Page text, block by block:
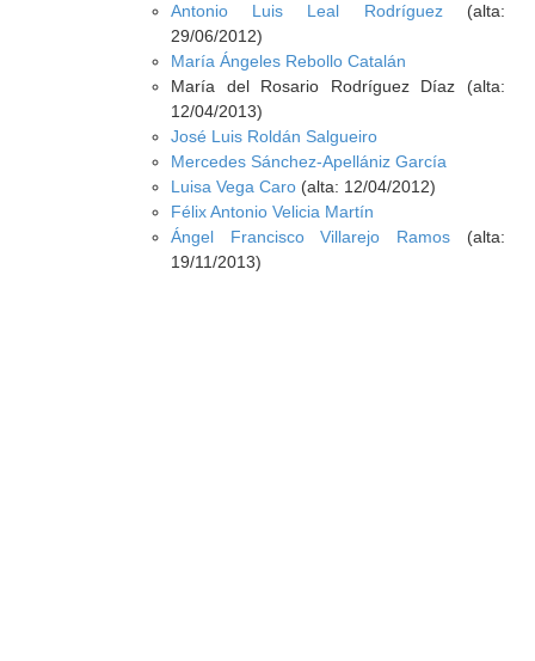
Antonio Luis Leal Rodríguez(alta:
29/06/2012)
María Ángeles Rebollo Catalán
María del Rosario Rodríguez Díaz (alta:
12/04/2013)
José Luis Roldán Salgueiro
Mercedes Sánchez-Apellániz García
Luisa Vega Caro(alta: 12/04/2012)
Félix Antonio Velicia Martín
Ángel Francisco Villarejo Ramos (alta:
19/11/2013)